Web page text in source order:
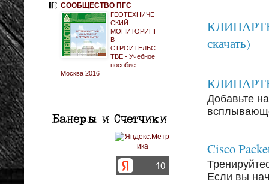
скачать)
КЛИПАРТЫ:
Добавьте
Cisco
Если вы
СООБЩЕСТВО ПГС
ГЕОТЕХНИЧЕ
СКИЙ
МОНИТОРИНГ
В
СТРОИТЕЛЬС
ТВЕ - Учебное
пособие.
Москва 2016